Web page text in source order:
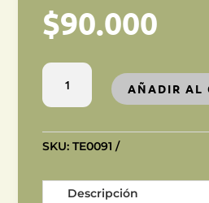
$90.000
COJÍN
MARROQUÍ
cantidad
AÑADIR AL
SKU:TE0091
Descripción